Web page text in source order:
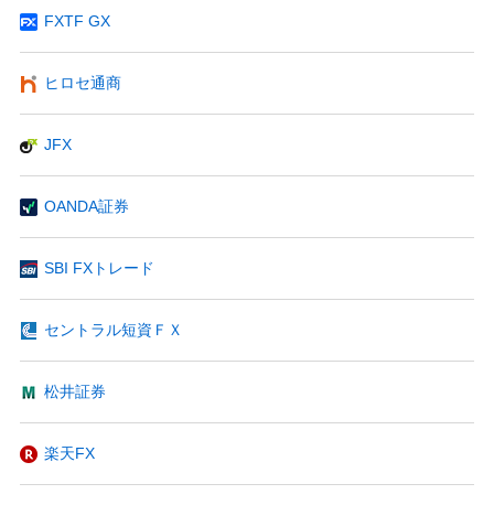
FXTF GX
ヒロセ通商
JFX
OANDA証券
SBI FXトレード
セントラル短資ＦＸ
松井証券
楽天FX